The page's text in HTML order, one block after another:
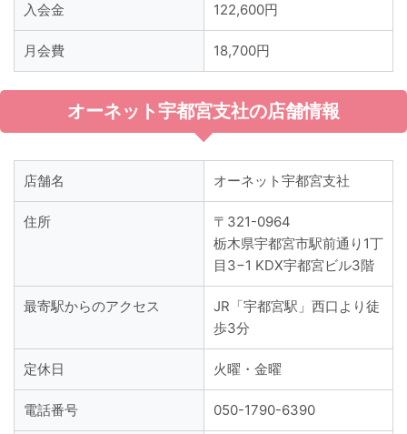
入会金 122,600円
月会費 18,700円
オーネット宇都宮支社の店舗情報
店舗名 オーネット宇都宮支社
住所
〒321-0964
栃木県宇都宮市駅前通り1丁
目3−1 KDX宇都宮ビル3階
最寄駅からのアクセス
JR「宇都宮駅」西口より徒
歩3分
定休日 火曜・金曜
電話番号 050-1790-6390